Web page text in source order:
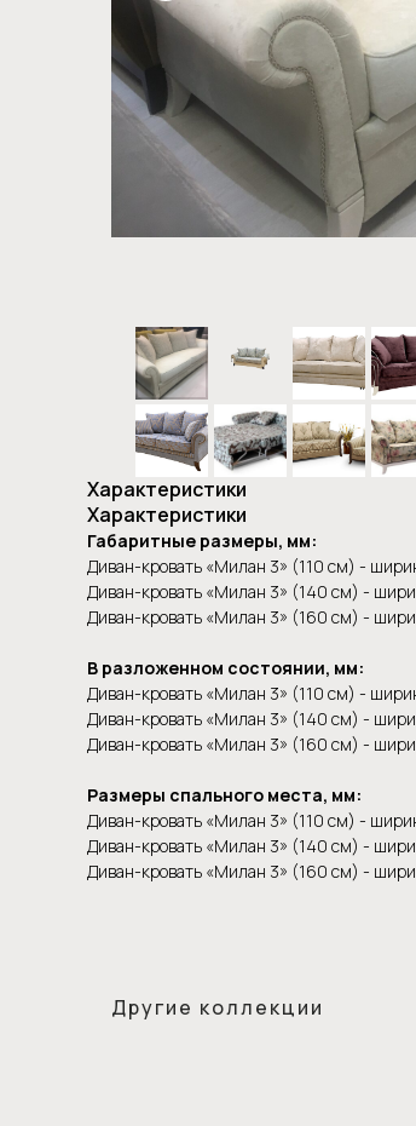
Характеристики
Характеристики
Габаритные размеры, мм:
Диван-кровать «Милан 3» (110 см) -
Диван-кровать «Милан 3» (140 см) -
Диван-кровать «Милан 3» (160 см) -
В разложенном состоянии, мм:
Диван-кровать «Милан 3» (110 см) -
Диван-кровать «Милан 3» (140 см) -
Диван-кровать «Милан 3» (160 см) -
Размеры спального места, мм:
Диван-кровать «Милан 3» (110 см) -
Диван-кровать «Милан 3» (140 см) -
Диван-кровать «Милан 3» (160 см) -
Другие коллекции